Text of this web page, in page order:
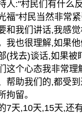
人:"村民们有什么
福"村民当然非常
和我们讲话,我感
我也很理解,如果
(找去)谈话,如果被
这个心态我非常理
帮助我们的,都受
拘留。
7天,10天,15天,还